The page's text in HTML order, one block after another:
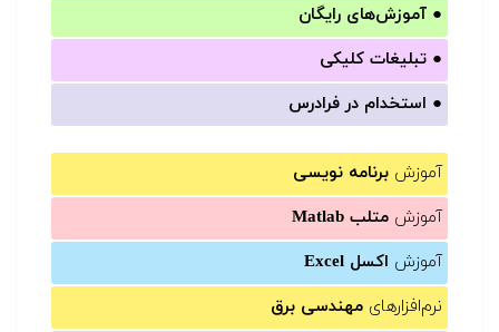
● آموزش‌های رایگان
● تبلیغات کلیکی
● استخدام در فرادرس
آموزش برنامه نویسی
آموزش متلب Matlab
آموزش اکسل Excel
نرم‌افزارهای مهندسی برق